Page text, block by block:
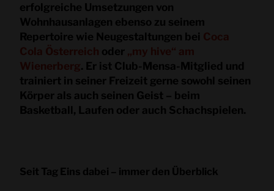
erfolgreiche Umsetzungen von
Wohnhausanlagen ebenso zu seinem
Repertoire wie Neugestaltungen bei Coca
Cola Österreich oder „my hive“ am
Wienerberg. Er ist Club-Mensa-Mitglied und
trainiert in seiner Freizeit gerne sowohl seinen
Körper als auch seinen Geist – beim
Basketball, Laufen oder auch Schachspielen.
Seit Tag Eins dabei – immer den Überblick